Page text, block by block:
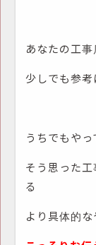
あなたの工事
少しでも参考
うちでもやっ
そう思った工
る
より具体的